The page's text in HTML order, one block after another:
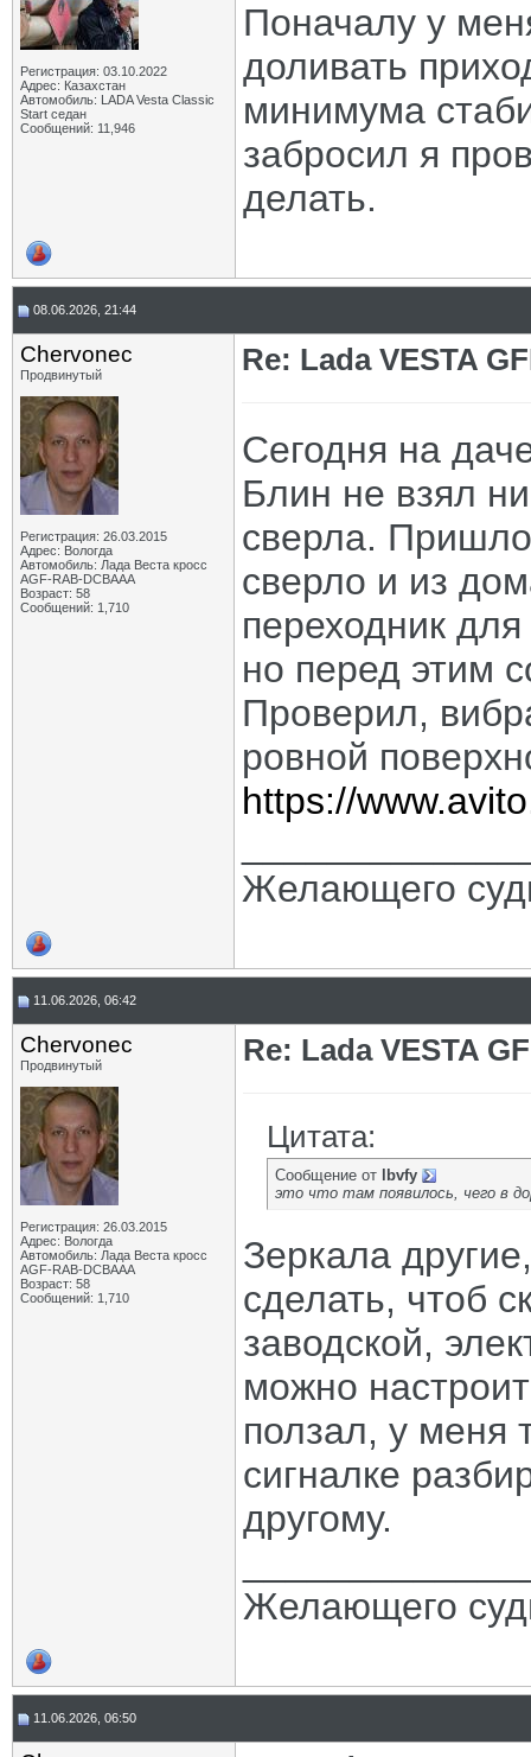
Регистрация: 03.10.2022
Адрес: Казахстан
Автомобиль: LADA Vesta Classic
Start седан
Сообщений: 11,946
Поначалу у
доливать
минимума
забросил я
делать.
08.06.2026, 21:44
Chervonec
Продвинутый
Регистрация: 26.03.2015
Адрес: Вологда
Автомобиль: Лада Веста кросс
AGF-RAB-DCBAAA
Возраст: 58
Сообщений: 1,710
Re: Lada VESTA
Сегодня на
Блин не взял
сверла.
сверло и из
переходник
но перед этим
Проверил,
ровной
https://
Желающего
11.06.2026, 06:42
Chervonec
Продвинутый
Регистрация: 26.03.2015
Адрес: Вологда
Автомобиль: Лада Веста кросс
AGF-RAB-DCBAAA
Возраст: 58
Сообщений: 1,710
Re: Lada VESTA
Цитата:
Сообщение от
lbvfy
это что там появилось, чего в
Зеркала
сделать, чтоб
заводской,
можно
ползал, у меня
сигналке
другому.
Желающего
11.06.2026, 06:50